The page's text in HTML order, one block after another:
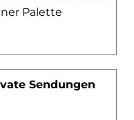
Palette
Sendungen